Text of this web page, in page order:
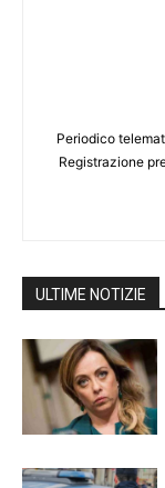
Periodico
Registrazione
ULTIME NOTIZIE